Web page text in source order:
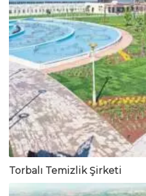
Torbalı Temizlik Şirketi